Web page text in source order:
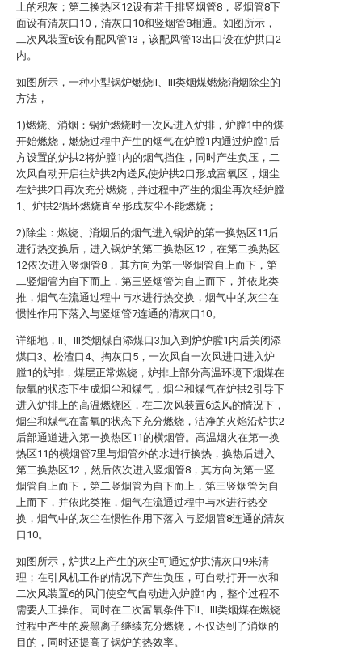
上的积灰；第二换热区12设有若干排竖烟管8，竖烟管8下
面设有清灰口10，清灰口10和竖烟管8相通。如图所示，
二次风装置6设有配风管13，该配风管13出口设在炉拱口2
内。
如图所示，一种小型锅炉燃烧II、III类烟煤燃烧消烟除尘的
方法，
1)燃烧、消烟：锅炉燃烧时一次风进入炉排，炉膛1中的煤
开始燃烧，燃烧过程中产生的烟气在炉膛1内通过炉膛1后
方设置的炉拱2将炉膛1内的烟气挡住，同时产生负压，二
次风自动开启往炉拱2内送风使炉拱2口形成富氧区，烟尘
在炉拱2口再次充分燃烧，并过程中产生的烟尘再次经炉膛
1、炉拱2循环燃烧直至形成灰尘不能燃烧；
2)除尘：燃烧、消烟后的烟气进入锅炉的第一换热区11后
进行热交换后，进入锅炉的第二换热区12，在第二换热区
12依次进入竖烟管8， 其方向为第一竖烟管自上而下，第
二竖烟管为自下而上，第三竖烟管为自上而下，并依此类
推，烟气在流通过程中与水进行热交换，烟气中的灰尘在
惯性作用下落入与竖烟管7连通的清灰口10。
详细地，II、III类烟煤自添煤口3加入到炉炉膛1内后关闭添
煤口3、松渣口4、掏灰口5，一次风自一次风进口进入炉
膛1的炉排，煤层正常燃烧，炉排上部分高温环境下烟煤在
缺氧的状态下生成烟尘和煤气，烟尘和煤气在炉拱2引导下
进入炉排上的高温燃烧区，在二次风装置6送风的情况下，
烟尘和煤气在富氧的状态下充分燃烧，洁净的火焰沿炉拱2
后部通道进入第一换热区11的横烟管。高温烟火在第一换
热区11的横烟管7里与烟管外的水进行换热，换热后进入
第二换热区12，然后依次进入竖烟管8，其方向为第一竖
烟管自上而下，第二竖烟管为自下而上，第三竖烟管为自
上而下，并依此类推，烟气在流通过程中与水进行热交
换，烟气中的灰尘在惯性作用下落入与竖烟管8连通的清灰
口10。
如图所示，炉拱2上产生的灰尘可通过炉拱清灰口9来清
理；在引风机工作的情况下产生负压，可自动打开一次和
二次风装置6的风门使空气自动进入炉膛1内，整个过程不
需要人工操作。同时在二次富氧条件下II、III类烟煤在燃烧
过程中产生的炭黑离子继续充分燃烧，不仅达到了消烟的
目的，同时还提高了锅炉的热效率。